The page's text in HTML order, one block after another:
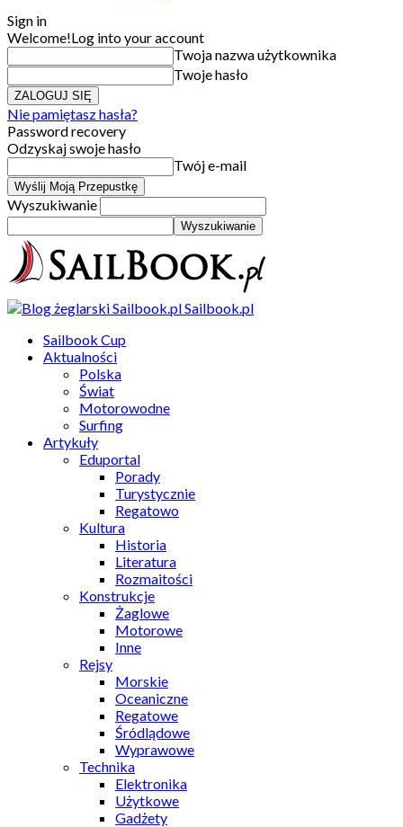
Sign in
Welcome!Log into your account
Twoja nazwa użytkownika
Twoje hasło
Nie pamiętasz hasła?
Password recovery
Odzyskaj swoje hasło
Twój e-mail
Wyszukiwanie
Sailbook.pl
Sailbook Cup
Aktualności
Polska
Świat
Motorowodne
Surfing
Artykuły
Eduportal
Porady
Turystycznie
Regatowo
Kultura
Historia
Literatura
Rozmaitości
Konstrukcje
Żaglowe
Motorowe
Inne
Rejsy
Morskie
Oceaniczne
Regatowe
Śródlądowe
Wyprawowe
Technika
Elektronika
Użytkowe
Gadżety